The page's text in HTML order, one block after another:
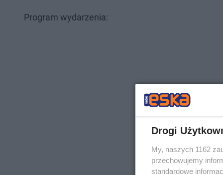
Program wydarzenia:
Drogi
My, naszych 1162
przechowujemy
standardowe